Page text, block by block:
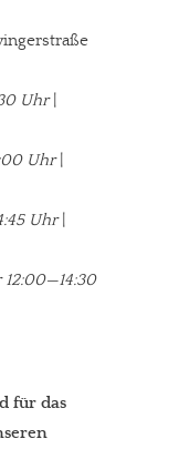
und
den letzten Monaten
schätzen,
Uhr|
Uhr|
Uhr|
für das